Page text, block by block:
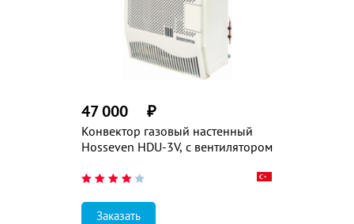
Конвектор газовый настенный
Hosseven HDU-3V, с вентилятором
47 000 ₽
Заказать